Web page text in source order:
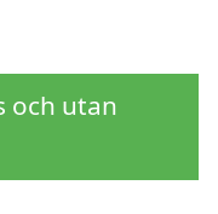
och utan